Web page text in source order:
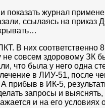
показать журнал
ссылаясь на приказ
В них соответственно
совсем здоровому ЗК
что была у него одна
в ЛИУ-51, после
прибыв в ИК-5,
запросы и
и на его